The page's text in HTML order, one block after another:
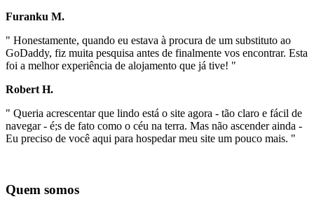
Furanku M.
" Honestamente, quando eu estava à procura de um substituto ao
GoDaddy, fiz muita pesquisa antes de finalmente vos encontrar. Esta
foi a melhor experiência de alojamento que já tive! "
Robert H.
" Queria acrescentar que lindo está o site agora - tão claro e fácil de
navegar - é;s de fato como o céu na terra. Mas não ascender ainda -
Eu preciso de você aqui para hospedar meu site um pouco mais. "
Quem somos